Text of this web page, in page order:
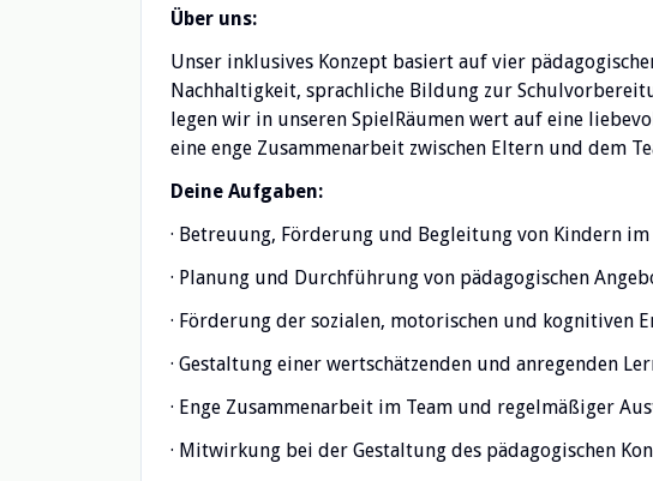
Über uns:
Unser inklusives Konzept basiert auf vier
Nachhaltigkeit, sprachliche Bildung zur
legen wir in unseren SpielRäumen wert auf eine
eine enge Zusammenarbeit zwischen Eltern und dem
Deine Aufgaben:
· Betreuung, Förderung und Begleitung von Kindern
· Planung und Durchführung von pädagogischen
· Förderung der sozialen, motorischen und kognitiven
· Gestaltung einer wertschätzenden und anregenden
· Enge Zusammenarbeit im Team und regelmäßiger
· Mitwirkung bei der Gestaltung des pädagogischen